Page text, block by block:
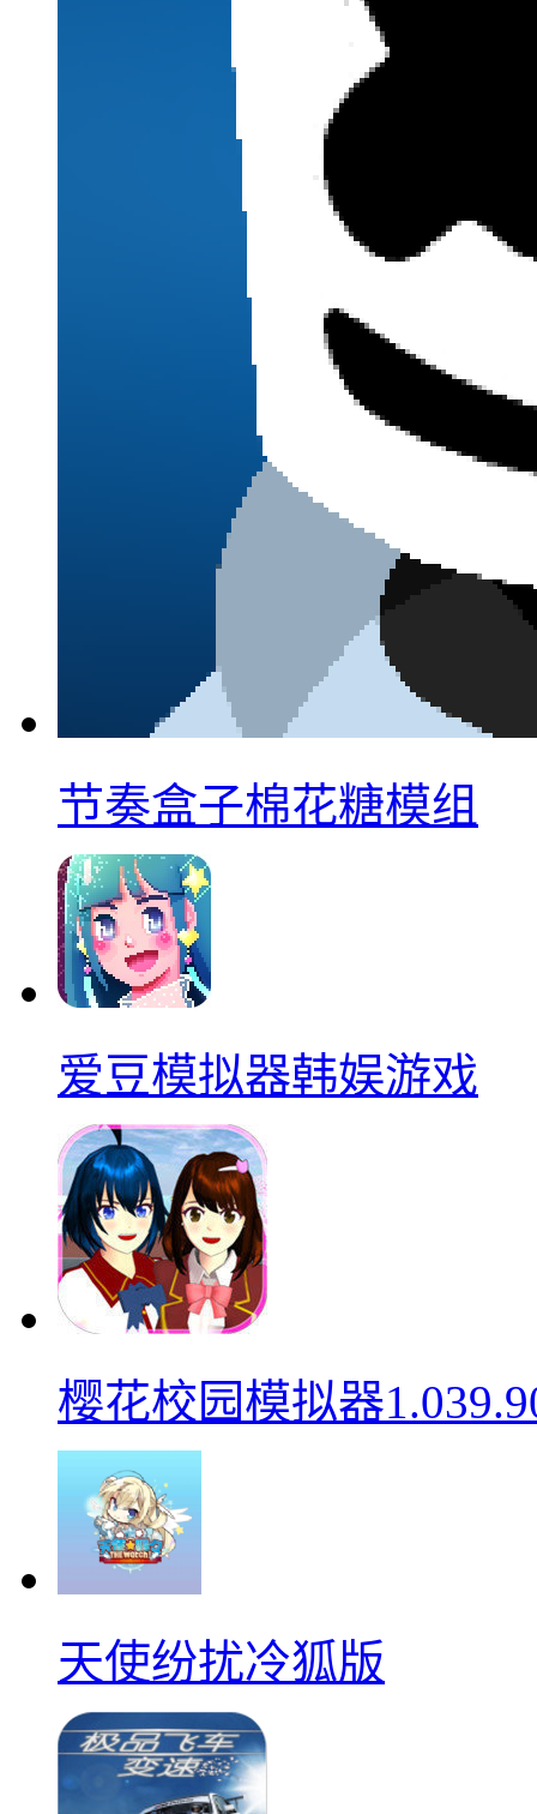
节奏盒子棉花糖模组
爱豆模拟器韩娱游戏
樱花校园模拟器
天使纷扰冷狐版